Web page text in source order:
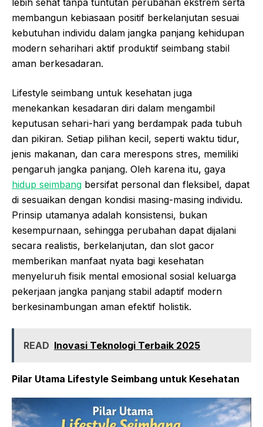
lebih sehat tanpa tuntutan perubahan ekstrem serta
membangun kebiasaan positif berkelanjutan sesuai
kebutuhan individu dalam jangka panjang kehidupan
modern seharihari aktif produktif seimbang stabil
aman berkesadaran.
Lifestyle seimbang untuk kesehatan juga
menekankan kesadaran diri dalam mengambil
keputusan sehari-hari yang berdampak pada tubuh
dan pikiran. Setiap pilihan kecil, seperti waktu tidur,
jenis makanan, dan cara merespons stres, memiliki
pengaruh jangka panjang. Oleh karena itu, gaya
hidup seimbang bersifat personal dan fleksibel, dapat
di sesuaikan dengan kondisi masing-masing individu.
Prinsip utamanya adalah konsistensi, bukan
kesempurnaan, sehingga perubahan dapat dijalani
secara realistis, berkelanjutan, dan slot gacor
memberikan manfaat nyata bagi kesehatan
menyeluruh fisik mental emosional sosial keluarga
pekerjaan jangka panjang stabil adaptif modern
berkesinambungan aman efektif holistik.
READ Inovasi Teknologi Terbaik 2025
Pilar Utama Lifestyle Seimbang untuk Kesehatan